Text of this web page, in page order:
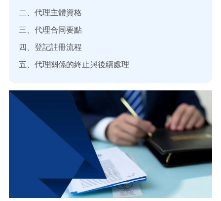
二、代理主體資格
三、代理合同要點
四、登記註冊流程
五、代理關係的終止與後續處理